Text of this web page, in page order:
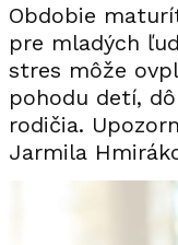
Obdobie
pre mladých
stres môže
pohodu detí,
rodičia.
Jarmila